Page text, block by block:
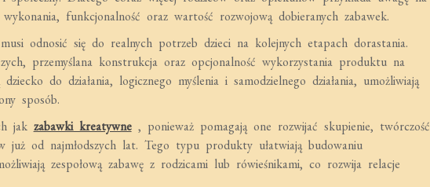
funkcjonalność oraz wartość rozwojową dobieranych zabawek.
odnosić się do realnych potrzeb dzieci na kolejnych etapach dorastania.
przemyślana konstrukcja oraz opcjonalność wykorzystania produktu na
do działania, logicznego myślenia i samodzielnego działania, umożliwiają
sposób.
jak zabawki kreatywne , ponieważ pomagają one rozwijać skupienie, twórczość
już od najmłodszych lat. Tego typu produkty ułatwiają budowaniu
zespołową zabawę z rodzicami lub rówieśnikami, co rozwija relacje